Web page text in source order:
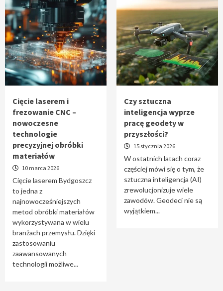
4
Czy sztuczna inteligencja wyprze pracę
geodety w przyszłości?
5
Tworzenie aplikacji internetowych – jak
powstają nowoczesne rozwiązania cyfrowe
Cięcie laserem i
frezowanie CNC –
nowoczesne
technologie
precyzyjnej obróbki
materiałów
10 marca 2026
Cięcie laserem Bydgoszcz
to jedna z
najnowocześniejszych
metod obróbki materiałów
wykorzystywana w wielu
branżach przemysłu. Dzięki
zastosowaniu
zaawansowanych
technologii możliwe...
Czy sztuczna
inteligencja wyprze
pracę geodety w
przyszłości?
15 stycznia 2026
W ostatnich latach coraz
częściej mówi się o tym, że
sztuczna inteligencja (AI)
zrewolucjonizuje wiele
zawodów. Geodeci nie są
wyjątkiem...